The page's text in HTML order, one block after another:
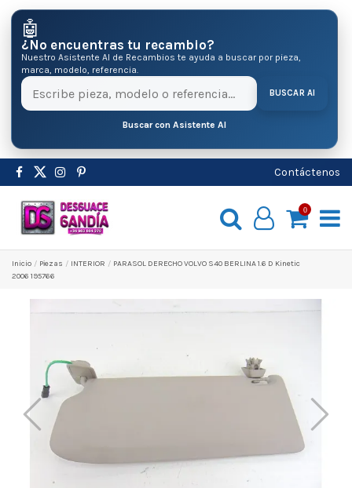
🤖
¿No encuentras tu recambio?
Nuestro Asistente AI de Recambios te ayuda a buscar por pieza,
marca, modelo, referencia.
BUSCAR AI
Buscar con Asistente AI
Contáctenos
0
Inicio Pіezas INTERIOR
PARASOL DERECHO VOLVO S40 BERLINA 1.6 D Kinetic
2006 195766